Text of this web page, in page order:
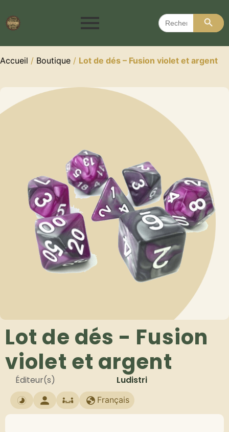
Search
for:
Search
Accueil / Boutique / Lot de dés – Fusion violet et argent
Lot de dés - Fusion
violet et argent
Éditeur(s) Ludistri
Français